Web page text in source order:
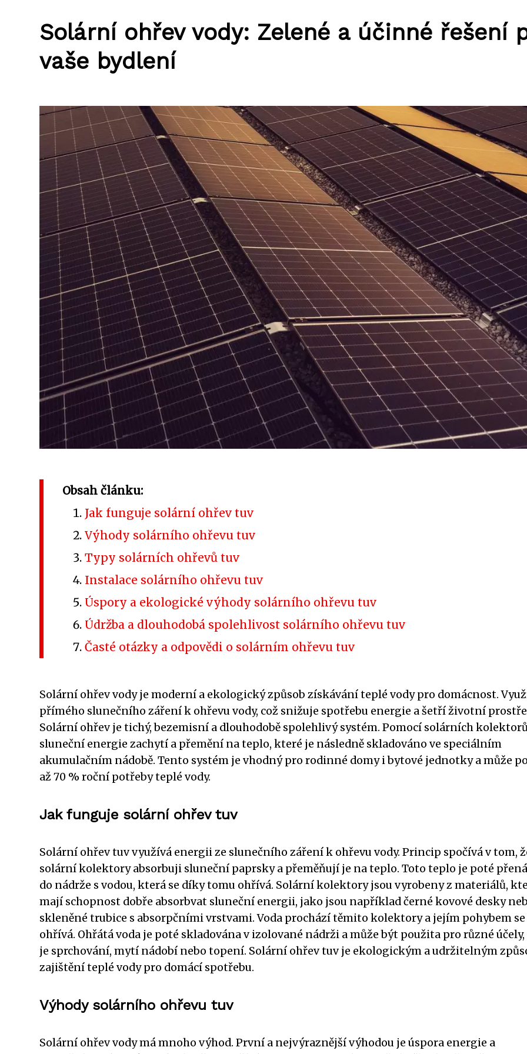
Solární ohřev vody: Zelené a účinné řešení
vaše bydlení
Obsah článku:
Jak funguje solární ohřev tuv
Výhody solárního ohřevu tuv
Typy solárních ohřevů tuv
Instalace solárního ohřevu tuv
Úspory a ekologické výhody solárního ohřevu tuv
Údržba a dlouhodobá spolehlivost solárního ohřevu tuv
Časté otázky a odpovědi o solárním ohřevu tuv
Solární ohřev vody je moderní a ekologický způsob získávání teplé vody pro domácnost.
přímého slunečního záření k ohřevu vody, což snižuje spotřebu energie a šetří životní
Solární ohřev je tichý, bezemisní a dlouhodobě spolehlivý systém. Pomocí solárních
sluneční energie zachytí a přemění na teplo, které je následně skladováno ve speciálním
akumulačním nádobě. Tento systém je vhodný pro rodinné domy i bytové jednotky a může
až 70 % roční potřeby teplé vody.
Jak funguje solární ohřev tuv
Solární ohřev tuv využívá energii ze slunečního záření k ohřevu vody. Princip spočívá v tom,
solární kolektory absorbuji sluneční paprsky a přeměňují je na teplo. Toto teplo je poté
do nádrže s vodou, která se díky tomu ohřívá. Solární kolektory jsou vyrobeny z materiálů,
mají schopnost dobře absorbvat sluneční energii, jako jsou například černé kovové desky
skleněné trubice s absorpčními vrstvami. Voda prochází těmito kolektory a jejím pohybem se
ohřívá. Ohřátá voda je poté skladována v izolované nádrži a může být použita pro různé
je sprchování, mytí nádobí nebo topení. Solární ohřev tuv je ekologickým a udržitelným
zajištění teplé vody pro domácí spotřebu.
Výhody solárního ohřevu tuv
Solární ohřev vody má mnoho výhod. První a nejvýraznější výhodou je úspora energie a